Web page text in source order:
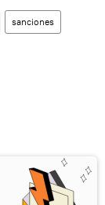
sanciones